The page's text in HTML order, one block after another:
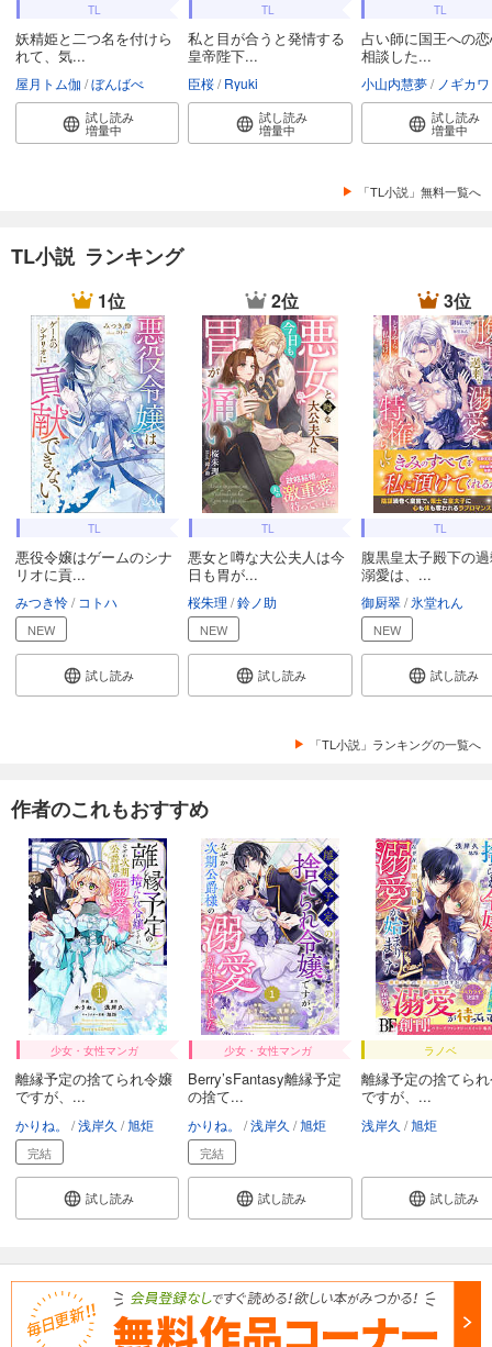
TL
妖精姫と二つ名を付けら
れて、気...
屋月トム伽 ぼんばべ
試し読み
増量中
TL
私と目が合うと発情する
皇帝陛下...
臣桜 Ryuki
試し読み
増量中
TL
占い師に国王への
相談した...
小山内慧夢 ノギカワ
試し読み
増量中
「TL小説」無料一覧へ
TL小説 ランキング
1位
TL
悪役令嬢はゲームのシナ
リオに貢...
みつき怜 コトハ
NEW
試し読み
2位
TL
悪女と噂な大公夫人は今
日も胃が...
桜朱理 鈴ノ助
NEW
試し読み
3位
TL
腹黒皇太子殿下の
溺愛は、...
御厨翠 氷堂れん
NEW
試し読み
「TL小説」ランキングの一覧へ
作者のこれもおすすめ
少女・女性マンガ
離縁予定の捨てられ令嬢
ですが、...
かりね。 浅岸久 旭炬
完結
試し読み
少女・女性マンガ
Berry’sFantasy離縁予定
の捨て...
かりね。 浅岸久 旭炬
完結
試し読み
ラノベ
離縁予定の捨てら
ですが、...
浅岸久 旭炬
試し読み